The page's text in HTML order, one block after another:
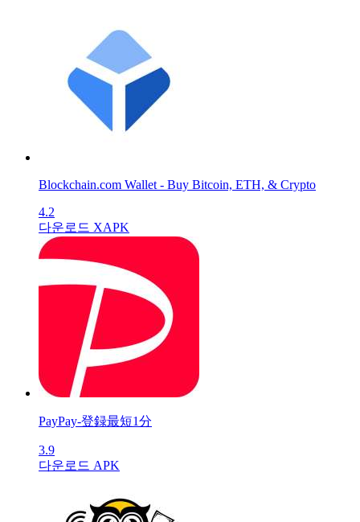
Blockchain.com Wallet - Buy Bitcoin, ETH, & Crypto
4.2
다운로드 XAPK
PayPay-登録最短1分
3.9
다운로드 APK